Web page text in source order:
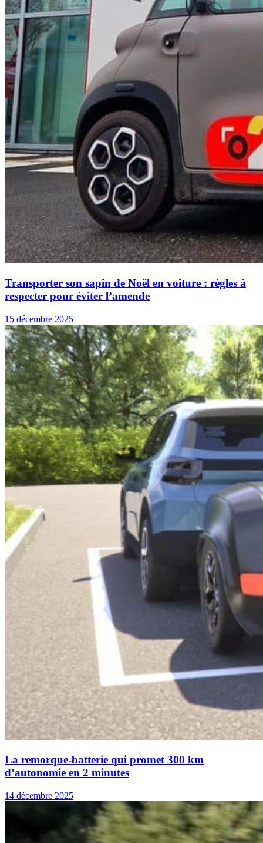
Transporter son sapin de Noël en voiture : règles à
respecter pour éviter l’amende
15 décembre 2025
La remorque-batterie qui promet 300 km
d’autonomie en 2 minutes
14 décembre 2025